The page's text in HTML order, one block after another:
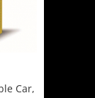
Car,